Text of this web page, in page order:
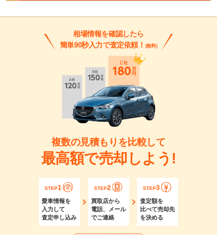
相場情報を確認したら
簡単90秒入力で査定依頼！ (無料)
複数の見積もりを比較して
最高額で売却しよう!
STEP1
愛車情報を
入力して
査定申し込み
STEP2
買取店から
電話、メール
でご連絡
STEP3
査定額を
比べて売却先
を決める